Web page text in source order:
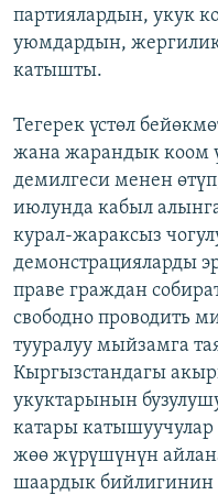
партиялардын, укук
уюмдардын,
катышты.
Тегерек үстөл
жана жарандык коом
демилгеси менен
июлунда кабыл
курал-жараксыз
демонстрацияларды
праве граждан
свободно проводить
тууралуу мыйзамга
Кыргызстандагы
укуктарынын
катары
жөө жүрүшүнүн
шаардык бийлигинин